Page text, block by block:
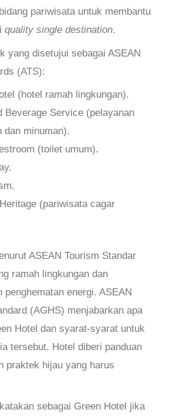
pariwisata untuk membantu
quality single destination.
yang disetujui sebagai ASEAN
(ATS):
(hotel ramah lingkungan).
Beverage Service (pelayanan
dan minuman).
(toilet umum).
(pariwisata cagar
ASEAN Tourism Standar
ramah lingkungan dan
penghematan energi. ASEAN
(AGHS) menjabarkan apa
Hotel dan syarat-syarat untuk
tersebut. Hotel diberi panduan
praktek hijau yang harus
sebagai Green Hotel jika